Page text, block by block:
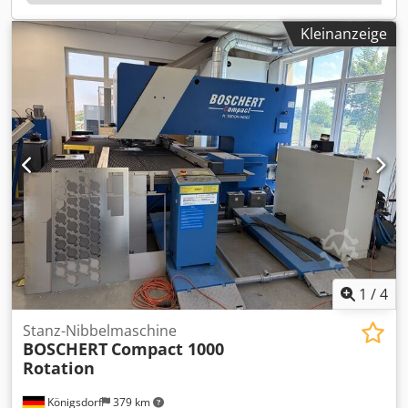
Kleinanzeige
1 /4
Königsdorf 379 km
Stanz-Nibbelmaschine
BOSCHERT Compact 1000
Rotation